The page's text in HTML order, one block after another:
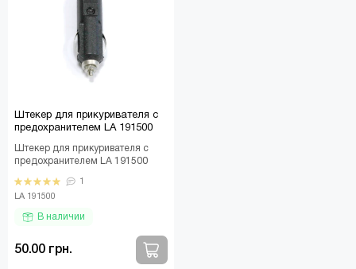
Штекер для прикуривателя с
предохранителем LA 191500
Штекер для прикуривателя с
предохранителем LA 191500
универсальное решение дл..
1
LA 191500
В наличии
50.00 грн.